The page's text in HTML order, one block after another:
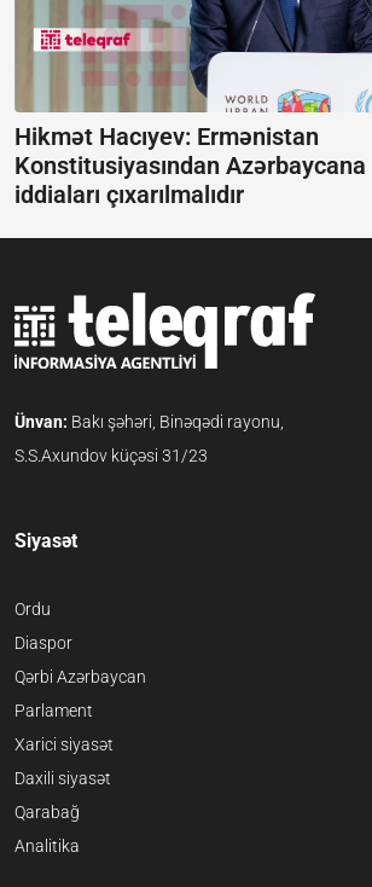
Hikmət Hacıyev: Ermənistan
Konstitusiyasından Azərbaycana
iddiaları çıxarılmalıdır
Ünvan: Bakı şəhəri, Binəqədi rayonu,
S.S.Axundov küçəsi 31/23
Siyasət
Ordu
Diaspor
Qərbi Azərbaycan
Parlament
Xarici siyasət
Daxili siyasət
Qarabağ
Analitika